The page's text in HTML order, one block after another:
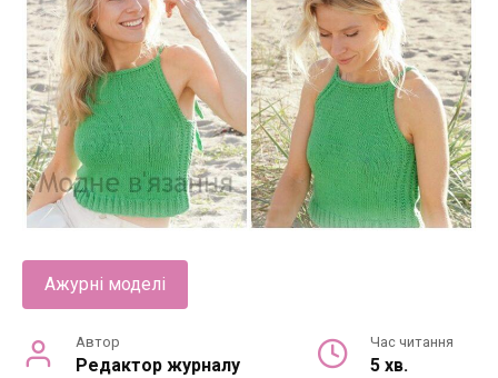
Ажурні моделі
Автор
Редактор журналу
Час читання
5 хв.